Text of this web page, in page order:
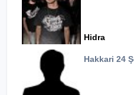
Hidra
Hakkari 24